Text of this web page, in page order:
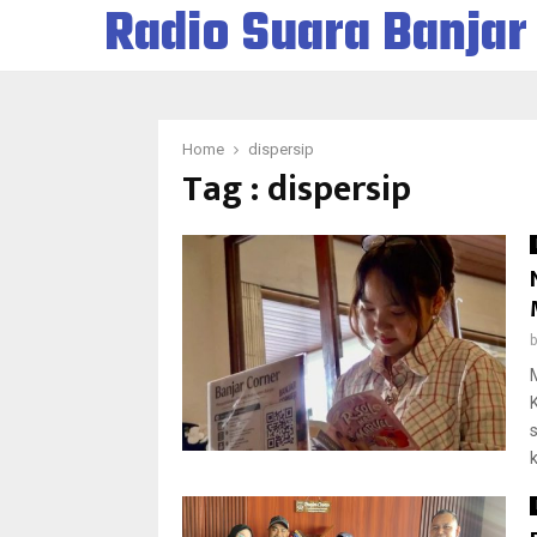
Radio Suara Banjar
Home dispersip
Tag : dispersip